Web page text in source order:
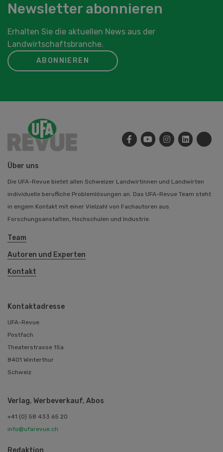
Newsletter abonnieren
Erhalten Sie die aktuellen News aus der
Landwirtschaftsbranche.
ABONNIEREN
Über uns
Die UFA-Revue bietet allen Schweizer Landwirtinnen und Landwirten
individuelle berufliche Problemlösungen an. Das UFA-Revue Team steht
in engem Kontakt mit einer Vielzahl von Fachautoren aus
Forschungsanstalten, Hochschulen und Industrie.
Team
Autoren und Experten
Kontakt
Kontaktadresse
UFA-Revue
Postfach
Theaterstrasse 15a
8401 Winterthur
Schweiz
Verlag, Werbeverkauf, Abos
+41 (0) 58 433 65 20
info@ufarevue.ch